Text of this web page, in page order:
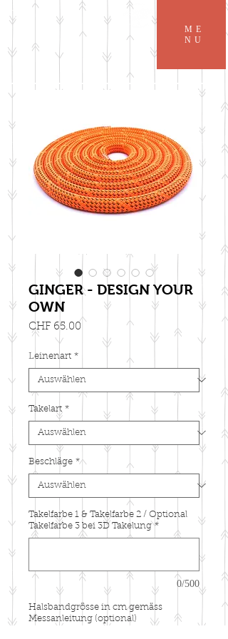
ME
NU
GINGER - DESIGN YOUR
OWN
CHF 65.00Preis
Leinenart *
Takelart *
Beschläge *
Takelfarbe 1 & Takelfarbe 2 / Optional
Takelfarbe 3 bei 3D Takelung *
0/500
Halsbandgrösse in cm gemäss
Messanleitung (optional)